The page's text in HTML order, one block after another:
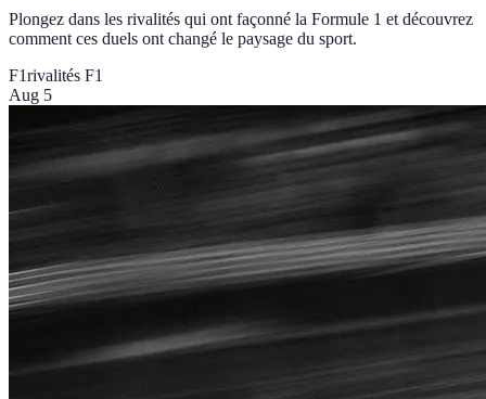
Plongez dans les rivalités qui ont façonné la Formule 1 et découvrez
comment ces duels ont changé le paysage du sport.
F1rivalités F1
Aug 5